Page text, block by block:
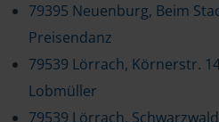
79395 Neuenburg, Beim
Preisendanz
79539 Lörrach, Körnerstr.
Lobmüller
79539 Lörrach,